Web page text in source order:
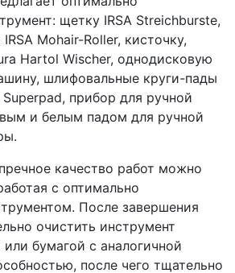
щетку IRSA Streichburste,
Mohair-Roller, кисточку,
Hartol Wischer, однодисковую
шлифовальные круги-пады
прибор для ручной
и белым падом для ручной
качество работ можно
с оптимально
После завершения
очистить инструмент
или бумагой с аналогичной
после чего тщательно